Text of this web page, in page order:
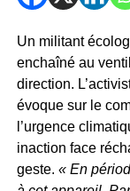
Un militant
enchaîné au
direction.
évoque sur le
l’urgence
inaction face
geste. « En